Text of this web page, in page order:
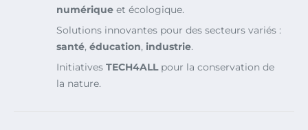
numérique et écologique.
Solutions innovantes pour des secteurs variés :
santé, éducation, industrie.
Initiatives TECH4ALLpour la conservation de
la nature.